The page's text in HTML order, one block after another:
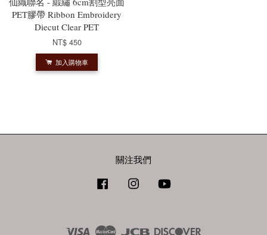
PET膠帶 Ribbon Embroidery
Diecut Clear PET
NT$ 450
加入購物車
關注我們
Facebook Instagram
Visa Master JCB